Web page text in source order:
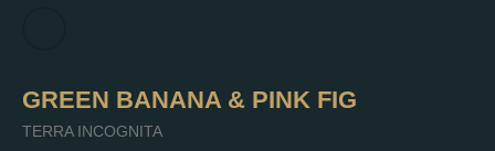
GREEN BANANA & PINK FIG
TERRA INCOGNITA